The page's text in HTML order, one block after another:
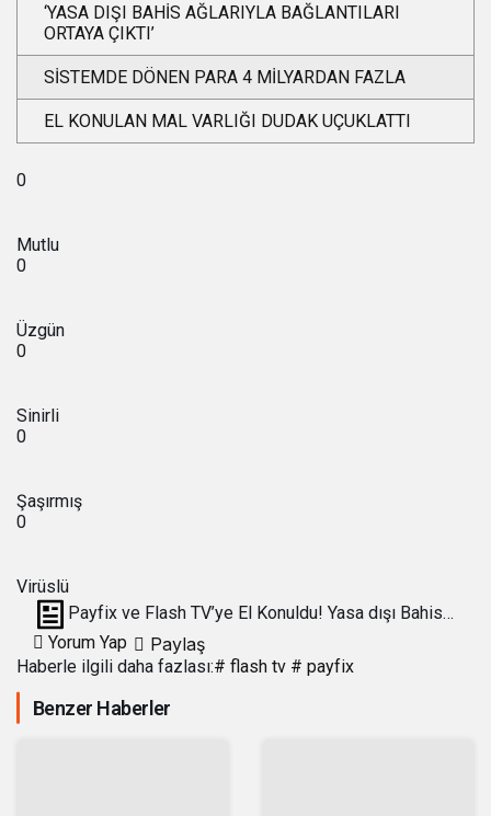
‘YASA DIŞI BAHİS AĞLARIYLA BAĞLANTILARI
ORTAYA ÇIKTI’
SİSTEMDE DÖNEN PARA 4 MİLYARDAN FAZLA
EL KONULAN MAL VARLIĞI DUDAK UÇUKLATTI
0
Mutlu
0
Üzgün
0
Sinirli
0
Şaşırmış
0
Virüslü
Payfix ve Flash TV’ye El Konuldu! Yasa dışı Bahis
Çetesi Çökertildi
Yorum Yap Paylaş
Haberle ilgili daha fazlası:# flash tv # payfix
Benzer Haberler